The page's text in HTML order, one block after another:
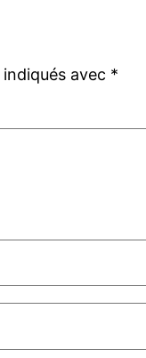
avec *